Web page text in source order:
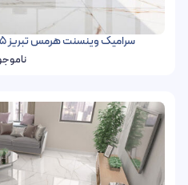
سرامیک وینسنت هرمس تبریز 95 در 95 پرسلان فول پولیش
ناموجود